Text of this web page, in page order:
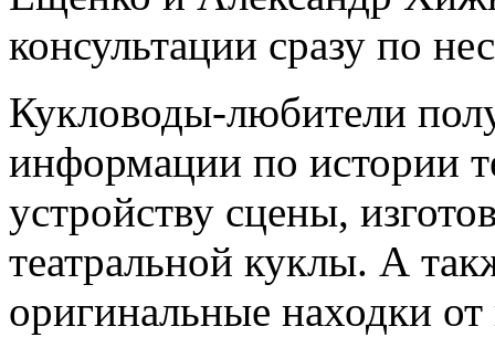
консультации сразу по
Кукловоды-любители
информации по истории
устройству сцены,
театральной куклы. А
оригинальные находки